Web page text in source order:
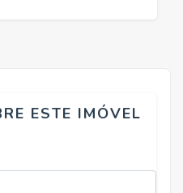
ESTE IMÓVEL